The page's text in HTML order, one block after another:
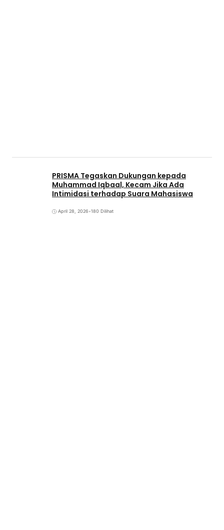
PRISMA Tegaskan Dukungan kepada
Muhammad Iqbaal, Kecam Jika Ada
Intimidasi terhadap Suara Mahasiswa
April 28, 2026•180 Dilihat